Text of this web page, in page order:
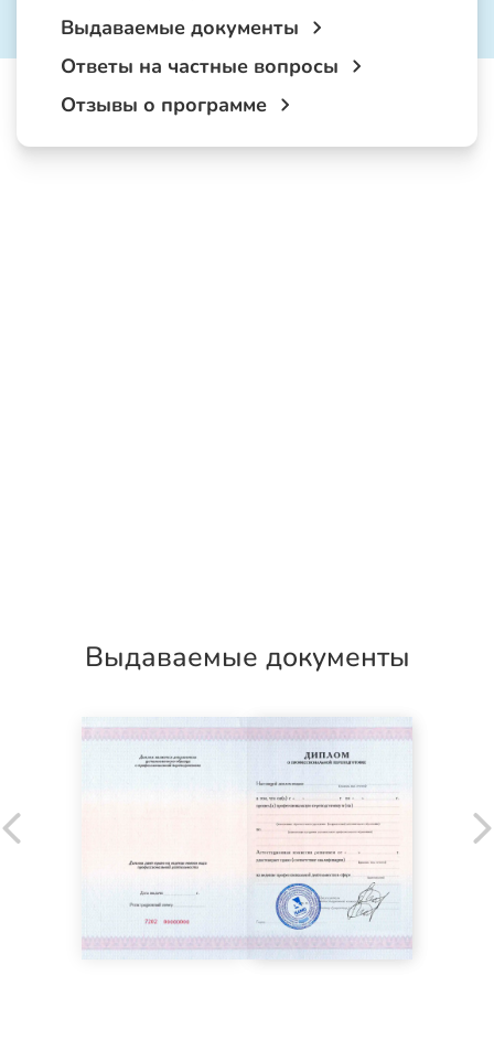
Выдаваемые документы
Ответы на частные вопросы
Отзывы о программе
Выдаваемые документы